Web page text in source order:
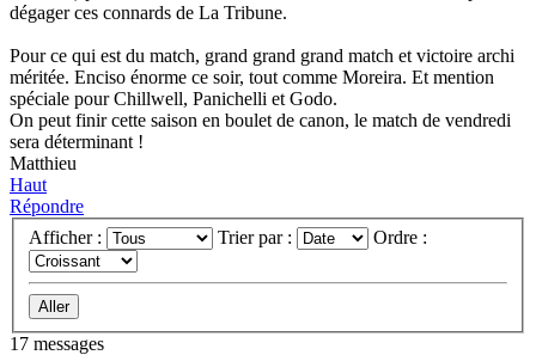
dégager ces connards de La Tribune.
Pour ce qui est du match, grand grand grand match et victoire archi
méritée. Enciso énorme ce soir, tout comme Moreira. Et mention
spéciale pour Chillwell, Panichelli et Godo.
On peut finir cette saison en boulet de canon, le match de vendredi
sera déterminant !
Matthieu
Haut
Répondre
Afficher :
Trier par : Ordre :
17 messages